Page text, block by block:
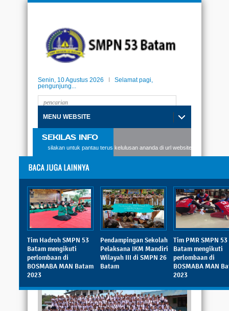
Senin, 10 Agustus 2026
Selamat pagi,
pengunjung...
MENU WEBSITE
SEKILAS INFO
Batam, silakan untuk pantau terus kelulusan ananda di url website berikut:
Tim Hadroh SMPN 53
Batam mengikuti
perlombaan di
BOSMABA MAN Batam
2023
Pendampingan Sekolah
Pelaksana IKM Mandiri
Wilayah III di SMPN 26
Batam
Tim PMR SMPN 53
Batam mengikuti
perlombaan di
BOSMABA MAN
2023
PENGUMUMAN KELULUSAN SISWA-
PENGUMUMAN KELULUSAN
SISWA-SISWI KELAS 9
ANGKATAN 7 SMPN 53
BATAM T.P. 2022-2023
Diposting:SMPN 53 Batam |
Kamis, 08 Juni 2023 - 09:13:06 WIB |
Dibaca: 1953 pembaca